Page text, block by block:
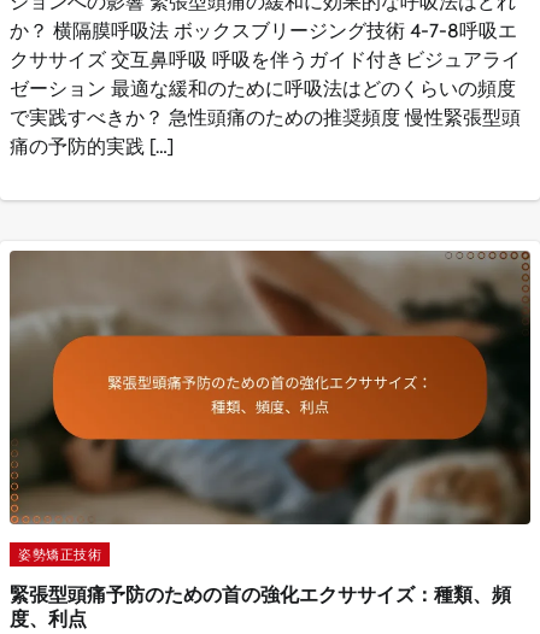
か？ 横隔膜呼吸法 ボックスブリージング技術 4-7-8呼吸エ
クササイズ 交互鼻呼吸 呼吸を伴うガイド付きビジュアライ
ゼーション 最適な緩和のために呼吸法はどのくらいの頻度
で実践すべきか？ 急性頭痛のための推奨頻度 慢性緊張型頭
痛の予防的実践 […]
姿勢矯正技術
緊張型頭痛予防のための首の強化エクササイズ：種類、頻
度、利点